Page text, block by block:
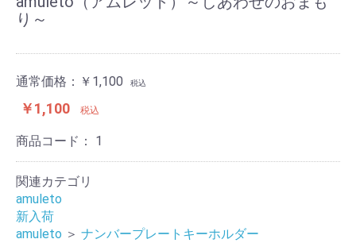
り～
通常価格： ￥1,100 税込
￥1,100 税込
商品コード： 1
関連カテゴリ
amuleto
新入荷
amuleto ＞ ナンバープレートキーホルダー